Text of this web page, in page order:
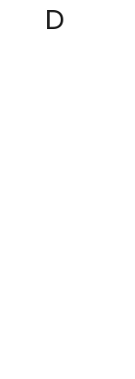
D